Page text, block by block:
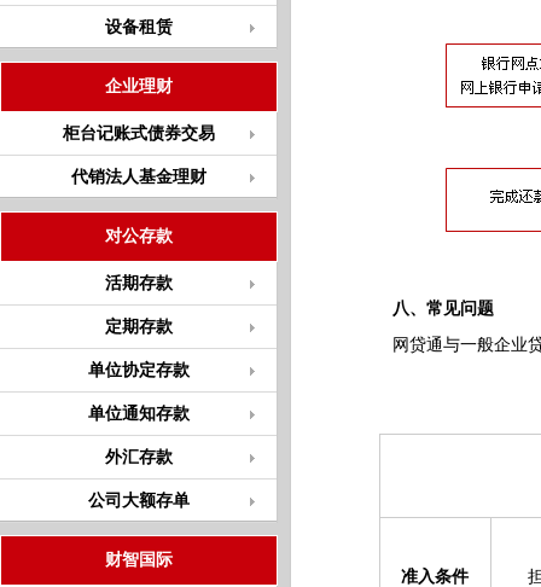
设备租赁
企业理财
柜台记账式债券交易
代销法人基金理财
对公存款
活期存款
定期存款
单位协定存款
单位通知存款
外汇存款
公司大额存单
财智国际
八、常见问题
网贷通与一般企业
准入条件